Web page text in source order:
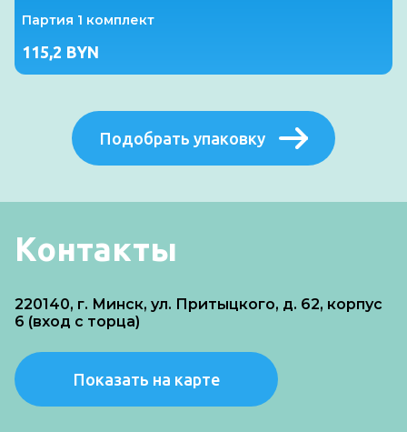
Партия 1 комплект
115,2 BYN
Подобрать упаковку
Контакты
220140, г. Минск, ул. Притыцкого, д. 62, корпус
6 (вход с торца)
Показать на карте